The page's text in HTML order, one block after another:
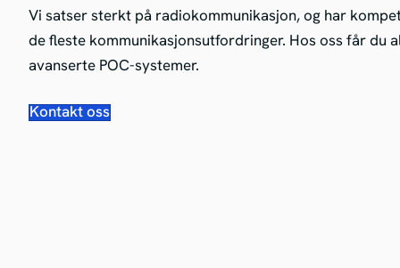
Vi satser sterkt på radiokommunikasjon, og har
de fleste kommunikasjonsutfordringer. Hos oss får du
avanserte POC-systemer.
Kontakt oss